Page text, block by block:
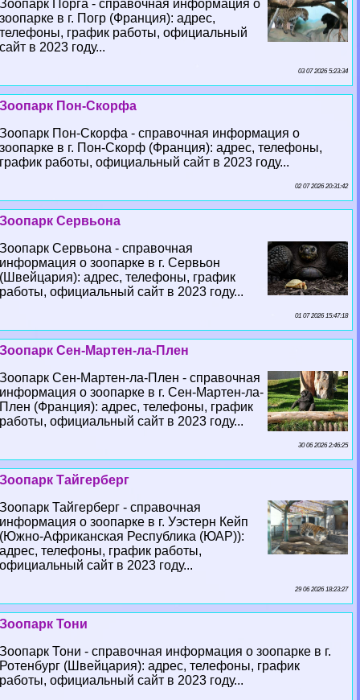
Зоопарк Порга - справочная информация о
зоопарке в г. Погр (Франция): адрес,
телефоны, график работы, официальный
сайт в 2023 году...
03 07 2026 5:23:34
Зоопарк Пон-Скорфа
Зоопарк Пон-Скорфа - справочная информация о
зоопарке в г. Пон-Скорф (Франция): адрес, телефоны,
график работы, официальный сайт в 2023 году...
02 07 2026 20:31:42
Зоопарк Сервьона
Зоопарк Сервьона - справочная
информация о зоопарке в г. Сервьон
(Швейцария): адрес, телефоны, график
работы, официальный сайт в 2023 году...
01 07 2026 15:47:18
Зоопарк Сен-Мартен-ла-Плен
Зоопарк Сен-Мартен-ла-Плен - справочная
информация о зоопарке в г. Сен-Мартен-ла-
Плен (Франция): адрес, телефоны, график
работы, официальный сайт в 2023 году...
30 06 2026 2:46:25
Зоопарк Тайгерберг
Зоопарк Тайгерберг - справочная
информация о зоопарке в г. Уэстерн Кейп
(Южно-Африканская Республика (ЮАР)):
адрес, телефоны, график работы,
официальный сайт в 2023 году...
29 06 2026 18:23:27
Зоопарк Тони
Зоопарк Тони - справочная информация о зоопарке в г.
Ротенбург (Швейцария): адрес, телефоны, график
работы, официальный сайт в 2023 году...